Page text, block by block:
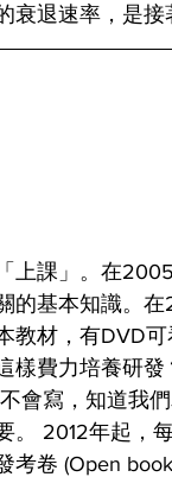
衰退速率，是
上課」。在
的基本知識。
教材，有DVD
樣費力培養研
會寫，知道我
。 2012年起，
考卷 (Open